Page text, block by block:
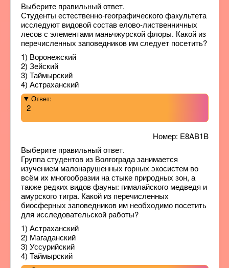
Выберите правильный ответ.
Студенты естественно-географического факультета
исследуют видовой состав елово-лиственничных
лесов с элементами маньчжурской флоры. Какой из
перечисленных заповедников им следует посетить?
1) Воронежский
2) Зейский
3) Таймырский
4) Астраханский
Ответ:
2
Номер: E8AB1B
Выберите правильный ответ.
Группа студентов из Волгограда занимается
изучением малонарушенных горных экосистем во
всём их многообразии на стыке природных зон, а
также редких видов фауны: гималайского медведя и
амурского тигра. Какой из перечисленных
биосферных заповедников им необходимо посетить
для исследовательской работы?
1) Астраханский
2) Магаданский
3) Уссурийский
4) Таймырский